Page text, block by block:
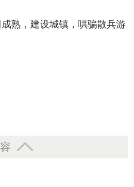
熟，建设城镇，哄骗散兵游